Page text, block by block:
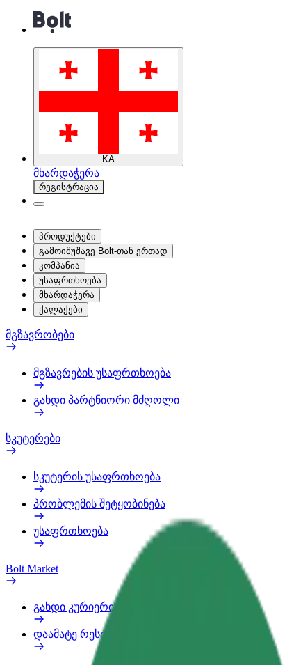
KA
მხარდაჭერა
რეგისტრაცია
პროდუქტები
გამოიმუშავე Bolt-თან ერთად
კომპანია
უსაფრთხოება
მხარდაჭერა
ქალაქები
მგზავრობები
მგზავრების უსაფრთხოება
გახდი პარტნიორი მძღოლი
სკუტერები
სკუტერის უსაფრთხოება
პრობლემის შეტყობინება
უსაფრთხოება
Bolt Market
გახდი კურიერი
დაამატე რესტორანი ან მაღაზია